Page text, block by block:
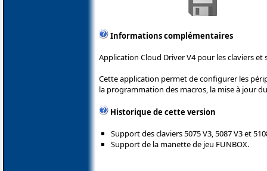
Informations complémentaires
Application Cloud Driver V4 pour les claviers et
Cette application permet de configurer les
la programmation des macros, la mise à jour
Historique de cette version
Support des claviers 5075 V3, 5087 V3 et
Support de la manette de jeu FUNBOX.